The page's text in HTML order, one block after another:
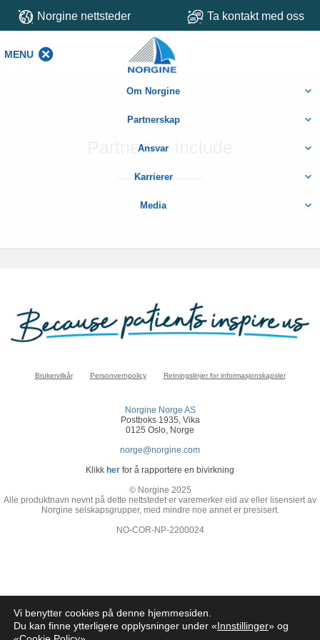
Norgine nettsteder Ta kontakt med oss
MENU
Om Norgine
Partnerskap
Ansvar
Karrierer
Media
Partners – include
Brukervilkår Personvernpolicy Retningslinjer for informasjonskapsler
Norgine Norge AS
Postboks 1935, Vika
0125 Oslo, Norge
norge@norgine.com
Klikk her for å rapportere en bivirkning
© Norgine 2025
Alle produktnavn nevnt på dette nettstedet er varemerker eid av eller lisensiert av
Norgine selskapsgrupper, med mindre noe annet er presisert.
NO-COR-NP-2200024
Vi benytter cookies på denne hjemmesiden.
Du kan finne ytterligere opplysninger under «Innstillinger» og